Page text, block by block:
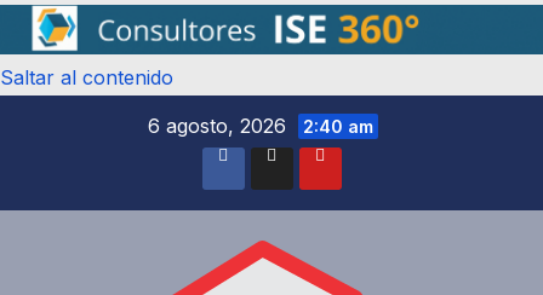
Saltar al contenido
6 agosto, 2026
2:40 am